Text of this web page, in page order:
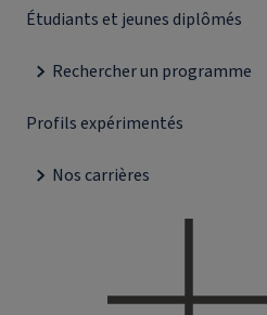
Étudiants et jeunes diplômés
Rechercher un programme
Profils expérimentés
Nos carrières